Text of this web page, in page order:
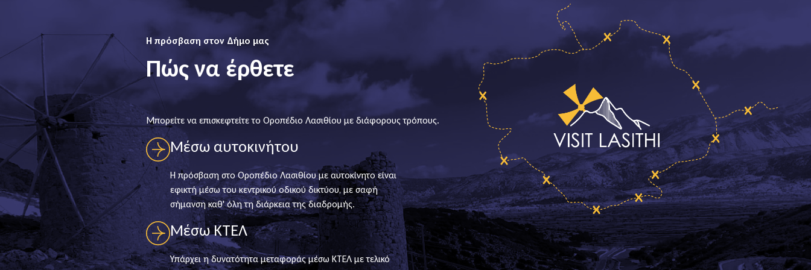
Η πρόσβαση στον Δήμο μας
Πώς να έρθετε
Μπορείτε να επισκεφτείτε το Οροπέδιο Λασιθίου με διάφορους τρόπους.
Μέσω αυτοκινήτου
Η πρόσβαση στο Οροπέδιο Λασιθίου με αυτοκίνητο είναι
εφικτή μέσω του κεντρικού οδικού δικτύου, με σαφή
σήμανση καθ' όλη τη διάρκεια της διαδρομής.
Μέσω ΚΤΕΛ
Υπάρχει η δυνατότητα μεταφοράς μέσω ΚΤΕΛ με τελικό